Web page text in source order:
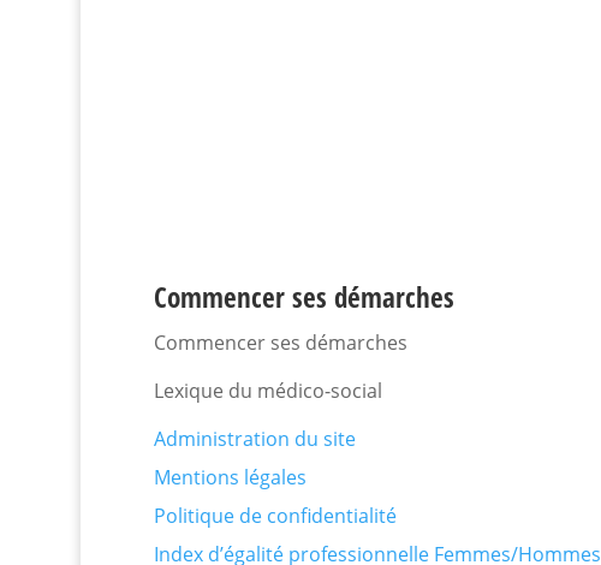
Commencer ses démarches
Commencer ses démarches
Lexique du médico-social
Administration du site
Mentions légales
Politique de confidentialité
Index d’égalité professionnelle Femmes/Hommes